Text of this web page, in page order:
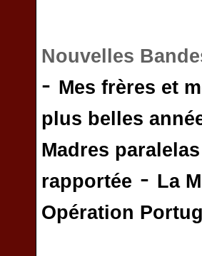
Nouvelles
- Mes frères et
plus belles
Madres paralelas
rapportée - La
Opération